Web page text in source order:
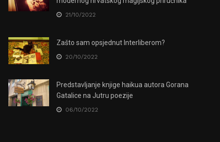
21/10/2022
Zašto sam opsjednut Interliberom?
20/10/2022
Predstavljanje knjige haikua autora Gorana
Gatalice na Jutru poezije
06/10/2022